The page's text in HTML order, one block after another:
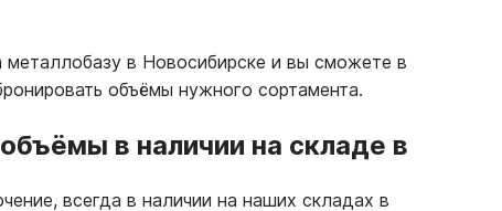
в Новосибирске и вы сможете в
объёмы нужного сортамента.
в наличии на складе в
всегда в наличии на наших складах в